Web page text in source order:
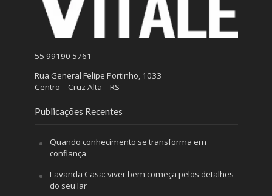
55 99190 5761
Rua General Felipe Portinho, 1033
Centro – Cruz Alta – RS
Publicações Recentes
Quando conhecimento se transforma em
confiança
Lavanda Casa: viver bem começa pelos detalhes
do seu lar